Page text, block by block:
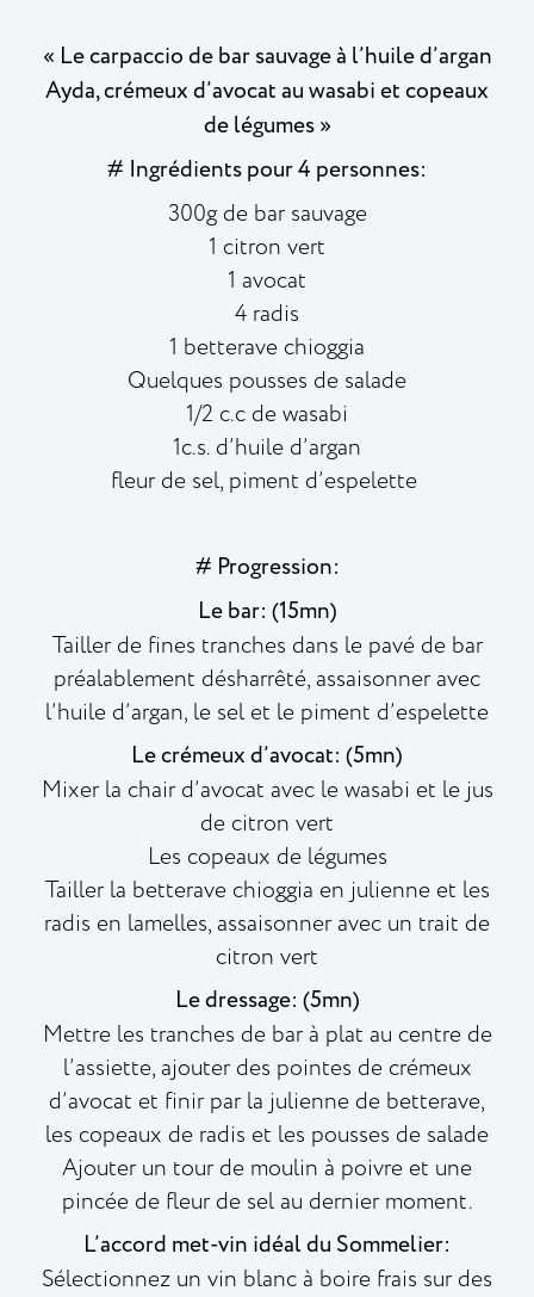
« Le carpaccio de bar sauvage à l’huile d’argan
Ayda, crémeux d’avocat au wasabi et copeaux
de légumes »
# Ingrédients pour 4 personnes:
300g de bar sauvage
1 citron vert
1 avocat
4 radis
1 betterave chioggia
Quelques pousses de salade
1/2 c.c de wasabi
1c.s. d’huile d’argan
fleur de sel, piment d’espelette
# Progression:
Le bar: (15mn)
Tailler de fines tranches dans le pavé de bar
préalablement désharrêté, assaisonner avec
l’huile d’argan, le sel et le piment d’espelette
Le crémeux d’avocat: (5mn)
Mixer la chair d’avocat avec le wasabi et le jus
de citron vert
Les copeaux de légumes
Tailler la betterave chioggia en julienne et les
radis en lamelles, assaisonner avec un trait de
citron vert
Le dressage: (5mn)
Mettre les tranches de bar à plat au centre de
l’assiette, ajouter des pointes de crémeux
d’avocat et finir par la julienne de betterave,
les copeaux de radis et les pousses de salade
Ajouter un tour de moulin à poivre et une
pincée de fleur de sel au dernier moment.
L’accord met-vin idéal du Sommelier:
Sélectionnez un vin blanc à boire frais sur des